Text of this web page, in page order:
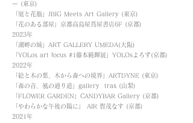
ー (東京)
「庭と花瓶」JBIG Meets Art Gallery (東京)
「花のある部屋」京都高島屋蔦屋書店6F (京都)
2023年
「湖畔の城」ART GALLERY UMEDA(大阪)
「YOLos art focus #1藤本純輝展」YOLOsよろず(京都)
2022年
「絵と木の葉、木から森への境界」ARTDYNE (東京)
「森の音、風の通り道」gallery trax (山梨)
「FLOWER GARDEN」CANDYBAR Gallery (京都)
「やわらかな午後の陽に」 AIR 賀茂なす (京都)
2021年